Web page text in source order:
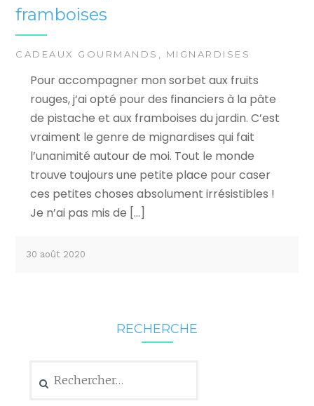
framboises
CADEAUX GOURMANDS MIGNARDISES
Pour accompagner mon sorbet aux fruits
rouges, j‘ai opté pour des financiers à la pâte
de pistache et aux framboises du jardin. C’est
vraiment le genre de mignardises qui fait
l’unanimité autour de moi. Tout le monde
trouve toujours une petite place pour caser
ces petites choses absolument irrésistibles !
Je n’ai pas mis de […]
30 août 2020
RECHERCHE